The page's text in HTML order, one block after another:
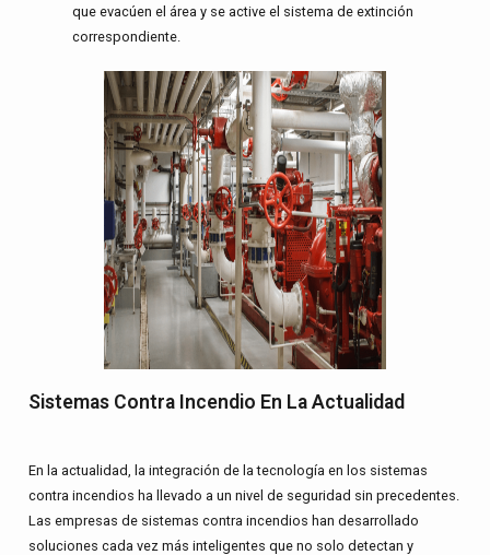
que evacúen el área y se active el sistema de extinción
correspondiente.
Sistemas Contra Incendio En La Actualidad
En la actualidad, la integración de la tecnología en los sistemas
contra incendios ha llevado a un nivel de seguridad sin precedentes.
Las empresas de sistemas contra incendios han desarrollado
soluciones cada vez más inteligentes que no solo detectan y